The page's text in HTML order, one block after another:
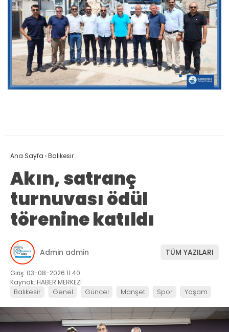
Ana Sayfa ›Balıkesir
Akın, satranç
turnuvası ödül
törenine katıldı
Admin admin TÜM YAZILARI
Giriş: 03-08-2026 11:40
Kaynak: HABER MERKEZİ
Balıkesir Genel Güncel Manşet Spor Yaşam